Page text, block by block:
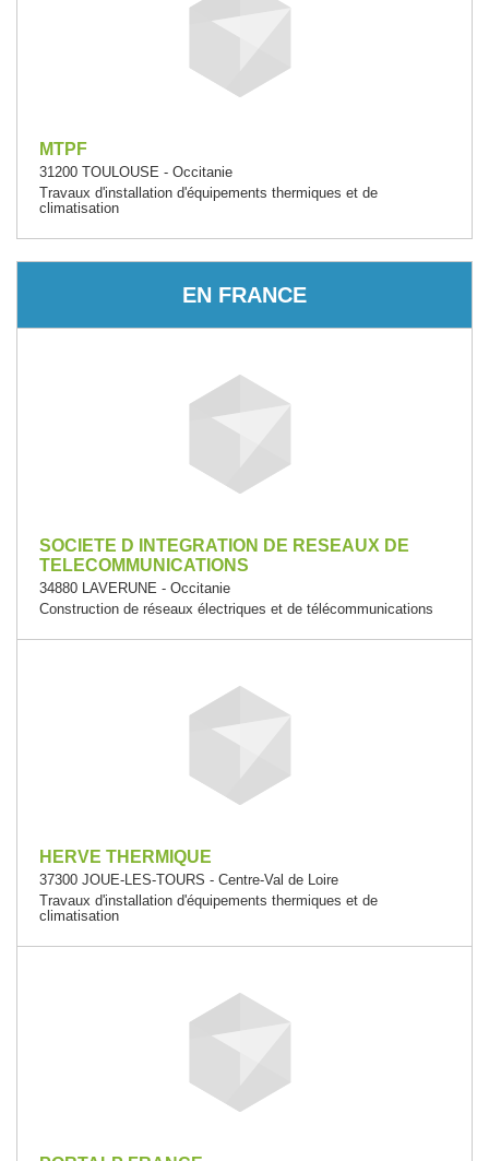
MTPF
31200 TOULOUSE - Occitanie
Travaux d'installation d'équipements thermiques et de
climatisation
EN FRANCE
SOCIETE D INTEGRATION DE RESEAUX DE
TELECOMMUNICATIONS
34880 LAVERUNE - Occitanie
Construction de réseaux électriques et de télécommunications
HERVE THERMIQUE
37300 JOUE-LES-TOURS - Centre-Val de Loire
Travaux d'installation d'équipements thermiques et de
climatisation